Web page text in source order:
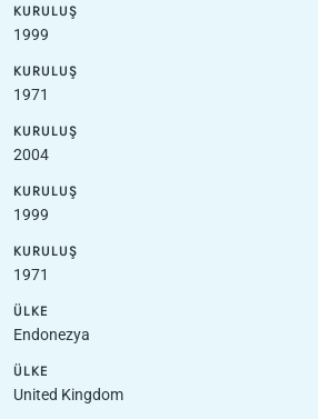
KURULUŞ
1999
KURULUŞ
1971
KURULUŞ
2004
KURULUŞ
1999
KURULUŞ
1971
ÜLKE
Endonezya
ÜLKE
United Kingdom